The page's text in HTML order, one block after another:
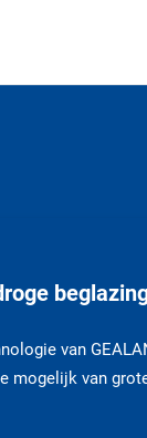
van
mogelijk van